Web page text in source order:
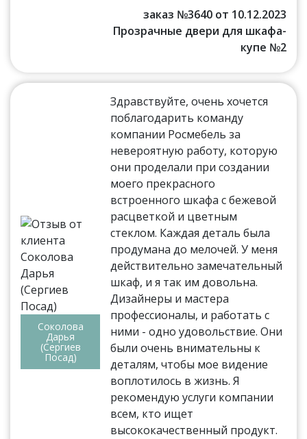
заказ №3640 от 10.12.2023
Прозрачные двери для шкафа-
купе №2
Соколова
Дарья
(Сергиев
Посад)
Здравствуйте, очень хочется
поблагодарить команду
компании Росмебель за
невероятную работу, которую
они проделали при создании
моего прекрасного
встроенного шкафа с бежевой
расцветкой и цветным
стеклом. Каждая деталь была
продумана до мелочей. У меня
действительно замечательный
шкаф, и я так им довольна.
Дизайнеры и мастера
профессионалы, и работать с
ними - одно удовольствие. Они
были очень внимательны к
деталям, чтобы мое видение
воплотилось в жизнь. Я
рекомендую услуги компании
всем, кто ищет
высококачественный продукт.